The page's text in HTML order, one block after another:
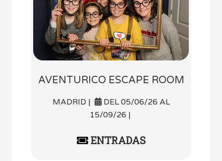
AVENTURICO ESCAPE ROOM
MADRID |
DEL 05/06/26 AL
15/09/26 |
ENTRADAS